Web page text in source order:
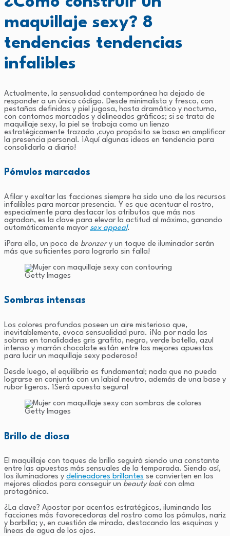
maquillaje sexy? 8
tendencias tendencias
infalibles
Actualmente, la sensualidad contemporánea ha dejado de
responder a un único código. Desde minimalista y fresco, con
pestañas definidas y piel jugosa, hasta dramático y nocturno,
con contornos marcados y delineados gráficos; si se trata de
maquillaje sexy, la piel se trabaja como un lienzo
estratégicamente trazado ,cuyo propósito se basa en amplificar
la presencia personal. ¡Aquí algunas ideas en tendencia para
consolidarlo a diario!
Pómulos marcados
Afilar y exaltar las facciones siempre ha sido uno de los recursos
infalibles para marcar presencia. Y es que acentuar el rostro,
especialmente para destacar los atributos que más nos
agradan, es la clave para elevar la actitud al máximo, ganando
automáticamente mayor sex appeal.
¡Para ello, un poco de bronzery un toque de iluminador serán
más que suficientes para lograrlo sin falla!
Getty Images
Sombras intensas
Los colores profundos poseen un aire misterioso que,
inevitablemente, evoca sensualidad pura. ¡No por nada las
sobras en tonalidades gris grafito, negro, verde botella, azul
intenso y marrón chocolate están entre las mejores apuestas
para lucir un maquillaje sexy poderoso!
Desde luego, el equilibrio es fundamental; nada que no pueda
lograrse en conjunto con un labial neutro, además de una base y
rubor ligeros. ¡Será apuesta segura!
Getty Images
Brillo de diosa
El maquillaje con toques de brillo seguirá siendo una constante
entre las apuestas más sensuales de la temporada. Siendo así,
los iluminadores y delineadores brillantes se convierten en los
mejores aliados para conseguir un beauty lookcon alma
protagónica.
¿La clave? Apostar por acentos estratégicos, iluminando las
facciones más favorecedoras del rostro como los pómulos, nariz
y barbilla; y, en cuestión de mirada, destacando las esquinas y
líneas de agua de los ojos.